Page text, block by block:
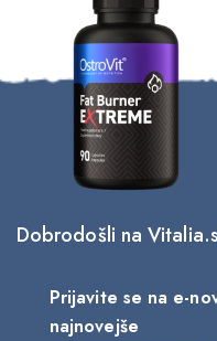
12/2025
Dobrodošli na
Prijavite se na e-
najnovejše